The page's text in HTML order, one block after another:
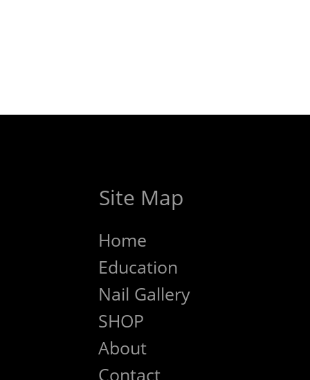
Site Map
Home
Education
Nail Gallery
SHOP
About
Contact